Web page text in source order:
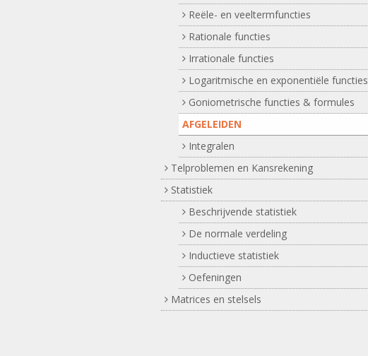
Reële- en veeltermfuncties
Rationale functies
Irrationale functies
Logaritmische en exponentiële functies
Goniometrische functies & formules
AFGELEIDEN
Integralen
Telproblemen en Kansrekening
Statistiek
Beschrijvende statistiek
De normale verdeling
Inductieve statistiek
Oefeningen
Matrices en stelsels